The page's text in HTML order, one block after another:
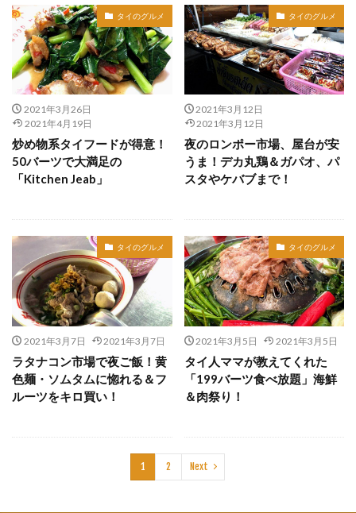
タイのグルメ
2021年3月26日
2021年4月19日
炒め物系タイフードが得意！
50バーツで大満足の
「Kitchen Jeab」
タイのグルメ
2021年3月12日
2021年3月12日
夜のロンポー市場、屋台が安
うま！デカ丸鶏＆ガパオ、パ
スタやケバブまで！
タイのグルメ
2021年3月7日 2021年3月7日
ラタナコン市場で夜ご飯！黄
色麺・ソムタムに惚れる＆フ
ルーツをキロ買い！
タイのグルメ
2021年3月5日 2021年3月5日
タイ人ママが教えてくれた
「199バーツ食べ放題」海鮮
＆肉祭り！
1 2 Next